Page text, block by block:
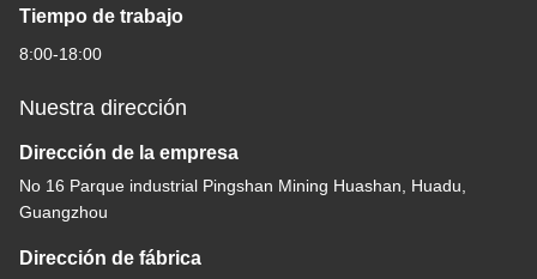
Tiempo de trabajo
8:00-18:00
Nuestra dirección
Dirección de la empresa
No 16 Parque industrial Pingshan Mining Huashan, Huadu,
Guangzhou
Dirección de fábrica